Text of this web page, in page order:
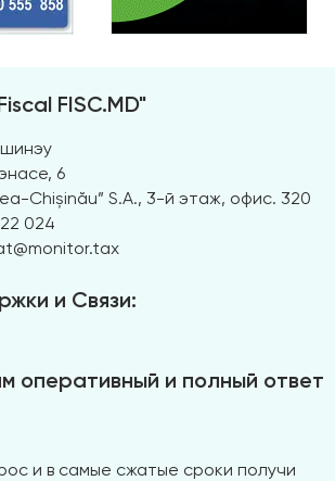
FISC.MD"
6
Chișinău” S.A., 3-й этаж, офис. 320
024
и Связи:
оперативный и полный ответ
и в самые сжатые сроки получи